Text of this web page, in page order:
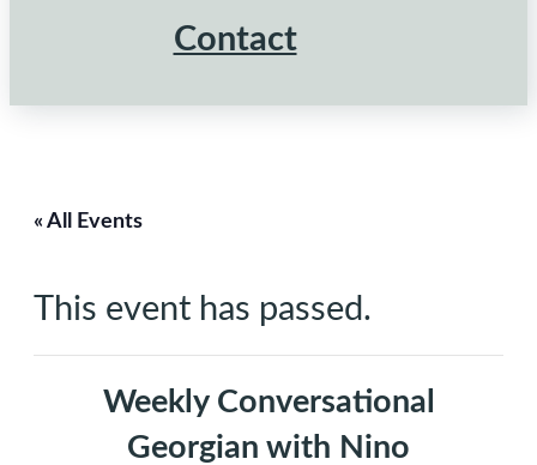
Contact
« All Events
This event has passed.
Weekly Conversational
Georgian with Nino